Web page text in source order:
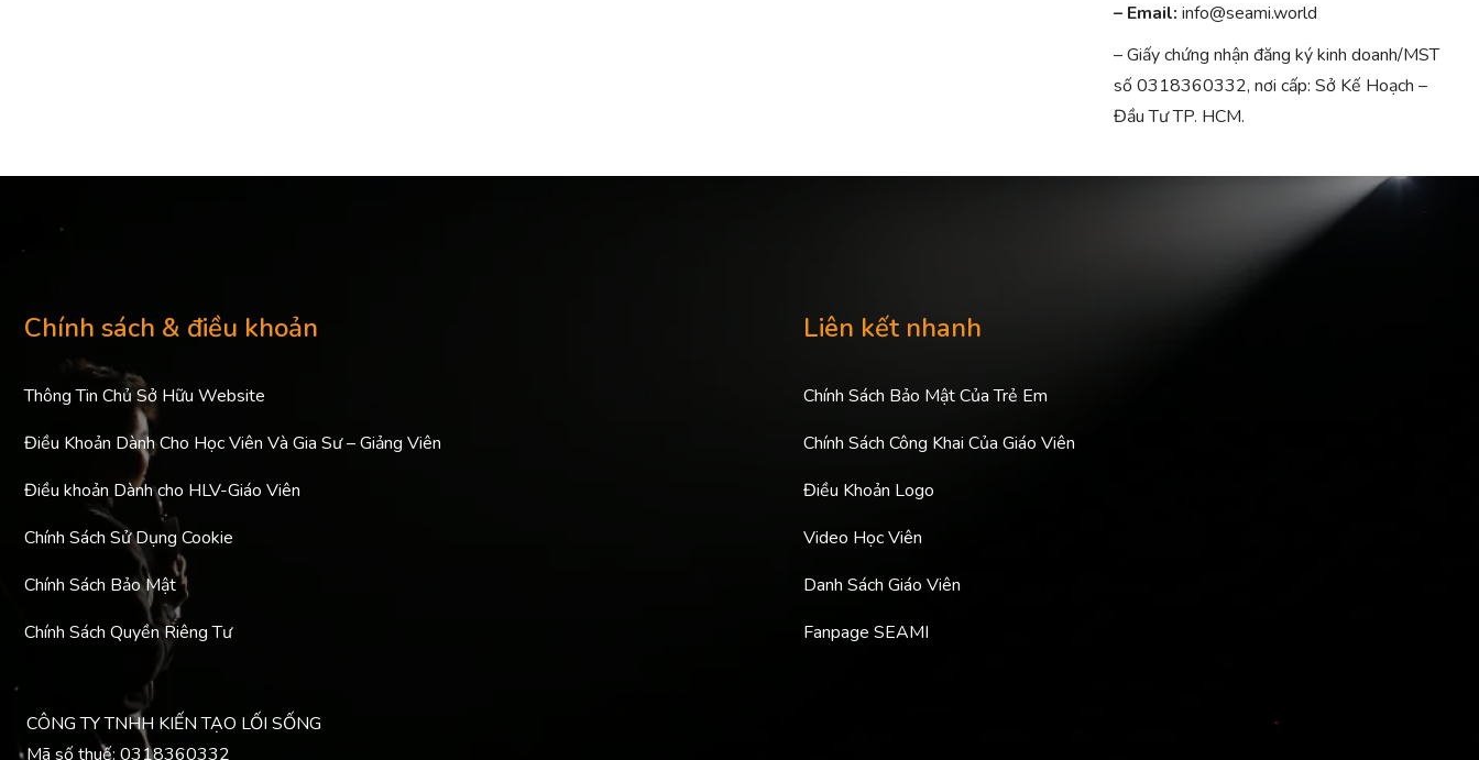
– Email: info@seami.world
– Giấy chứng nhận đăng ký kinh doanh/MST
số 0318360332, nơi cấp: Sở Kế Hoạch –
Đầu Tư TP. HCM.
Chính sách & điều khoản
Thông Tin Chủ Sở Hữu Website
Điều Khoản Dành Cho Học Viên Và Gia Sư – Giảng Viên
Điều khoản Dành cho HLV-Giáo Viên
Chính Sách Sử Dụng Cookie
Chính Sách Bảo Mật
Chính Sách Quyền Riêng Tư
Liên kết nhanh
Chính Sách Bảo Mật Của Trẻ Em
Chính Sách Công Khai Của Giáo Viên
Điều Khoản Logo
Video Học Viên
Danh Sách Giáo Viên
Fanpage SEAMI
CÔNG TY TNHH KIẾN TẠO LỐI SỐNG
Mã số thuế: 0318360332